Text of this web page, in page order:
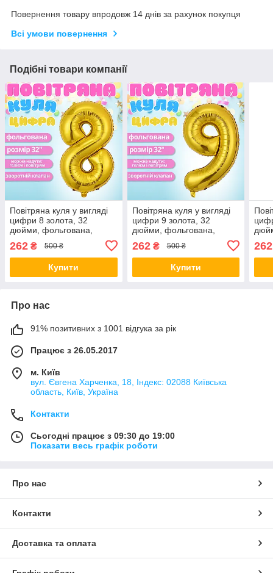
Повернення товару впродовж 14 днів за рахунок покупця
Всі умови повернення
Подібні товари компанії
Повітряна куля у вигляді
цифри 8 золота, 32
дюйми, фольгована,
народження, річниць
ювілеїв
262 ₴ 500 ₴
Купити
Повітряна куля у вигляді
цифри 9 золота, 32
дюйми, фольгована,
народження, річниць
ювілеїв
262₴ 500 ₴
Купити
262
Про нас
91% позитивних з 1001 відгука за рік
Працює з 26.05.2017
м. Київ
вул. Євгена Харченка, 18, Індекс: 02088 Київська
область, Київ, Україна
Контакти
Сьогодні працює з 09:30 до 19:00
Показати весь графік роботи
Про нас
Контакти
Доставка та оплата